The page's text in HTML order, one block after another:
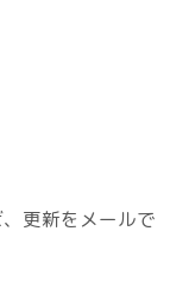
更新をメールで